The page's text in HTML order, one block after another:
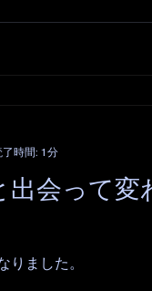
会って変
ました。
了時間: 1分